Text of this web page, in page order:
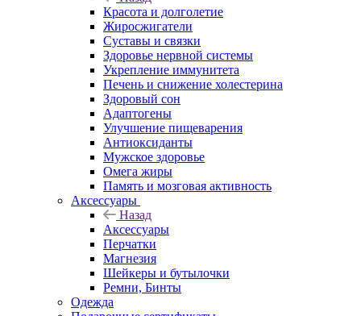
Красота и долголетие
Жиросжигатели
Суставы и связки
Здоровье нервной системы
Укрепление иммунитета
Печень и снижение холестерина
Здоровый сон
Адаптогены
Улучшение пищеварения
Антиоксиданты
Мужское здоровье
Омега жиры
Память и мозговая активность
Аксессуары
Назад
Аксессуары
Перчатки
Магнезия
Шейкеры и бутылочки
Ремни, Бинты
Одежда